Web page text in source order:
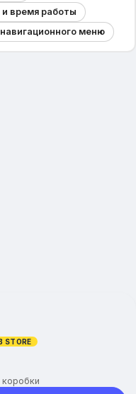
и время работы
меню
STORE
коробки